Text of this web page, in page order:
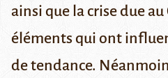
ainsi que la crise due
éléments qui ont
de tendance.